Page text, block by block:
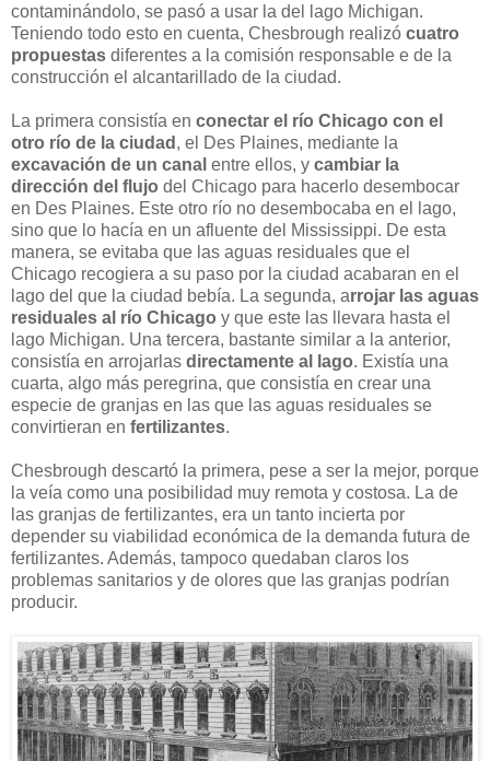
contaminándolo, se pasó a usar la del lago Michigan.
Teniendo todo esto en cuenta, Chesbrough realizó cuatro
propuestas diferentes a la comisión responsable e de la
construcción el alcantarillado de la ciudad.
La primera consistía en conectar el río Chicago con el
otro río de la ciudad , el Des Plaines, mediante la
excavación de un canal entre ellos, y cambiar la
dirección del flujo del Chicago para hacerlo desembocar
en Des Plaines. Este otro río no desembocaba en el lago,
sino que lo hacía en un afluente del Mississippi. De esta
manera, se evitaba que las aguas residuales que el
Chicago recogiera a su paso por la ciudad acabaran en el
lago del que la ciudad bebía. La segunda, arrojar las aguas
residuales al río Chicago y que este las llevara hasta el
lago Michigan. Una tercera, bastante similar a la anterior,
consistía en arrojarlas directamente al lago. Existía una
cuarta, algo más peregrina, que consistía en crear una
especie de granjas en las que las aguas residuales se
convirtieran en fertilizantes.
Chesbrough descartó la primera, pese a ser la mejor, porque
la veía como una posibilidad muy remota y costosa. La de
las granjas de fertilizantes, era un tanto incierta por
depender su viabilidad económica de la demanda futura de
fertilizantes. Además, tampoco quedaban claros los
problemas sanitarios y de olores que las granjas podrían
producir.